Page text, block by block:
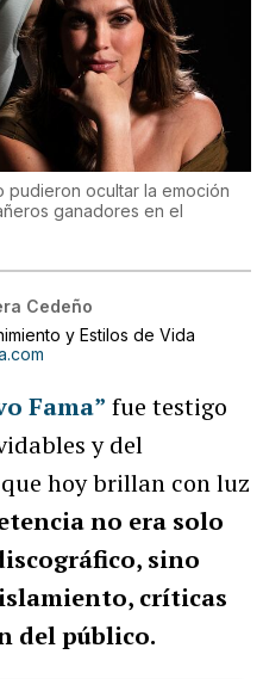
pudieron ocultar la emoción
ganadores en el
Cedeño
y Estilos de Vida
Fama” fue testigo
y del
hoy brillan con luz
no era solo
sino
críticas
del público.